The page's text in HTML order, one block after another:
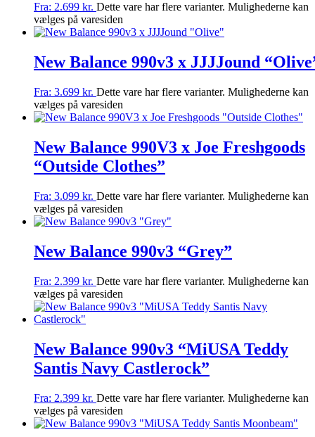
Fra: 2.699 kr. Dette vare har flere varianter. Mulighederne kan
vælges på varesiden
New Balance 990v3 x JJJJound
Fra: 3.699 kr. Dette vare har flere varianter. Mulighederne kan
vælges på varesiden
New Balance 990V3 x Joe Freshgoods
“Outside Clothes”
Fra: 3.099 kr. Dette vare har flere varianter. Mulighederne kan
vælges på varesiden
New Balance 990v3 “Grey”
Fra: 2.399 kr. Dette vare har flere varianter. Mulighederne kan
vælges på varesiden
New Balance 990v3 “MiUSA Teddy
Santis Navy Castlerock”
Fra: 2.399 kr. Dette vare har flere varianter. Mulighederne kan
vælges på varesiden